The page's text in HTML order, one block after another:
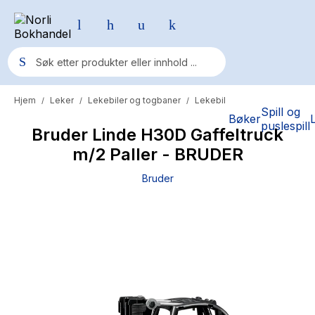
BøkerSpill og
puslespill
Populære søk
Pokemon
One piece
Fury Bound - Sable Sorensen
Hjem / Leker / Lekebiler og togbaner / Lekebil
Bruder Linde H30D Gaffeltruck
m/2 Paller - BRUDER
Bruder